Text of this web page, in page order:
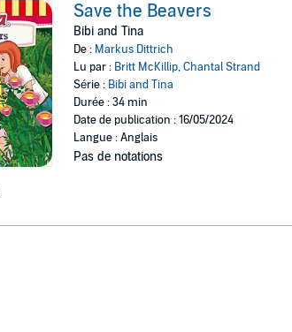
Save the Beavers
Bibi and Tina
De : Markus Dittrich
Lu par : Britt McKillip,Chantal Strand
Série : Bibi and Tina
Durée : 34 min
Date de publication : 16/05/2024
Langue : Anglais
Pas de notations